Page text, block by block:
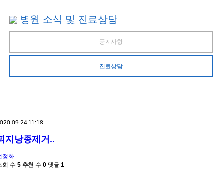
병원 소식 및 진료상담
공지사항
진료상담
11:18
지낭종제거..
정화
회 수 5 추천 수 0 댓글 1